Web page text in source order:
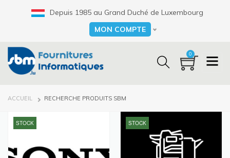
Depuis 1985 au Grand Duché de Luxembourg
Select your language
MON COMPTE
0
FIL
ACCUEIL RECHERCHE PRODUITS SBM
STOCK STOCK